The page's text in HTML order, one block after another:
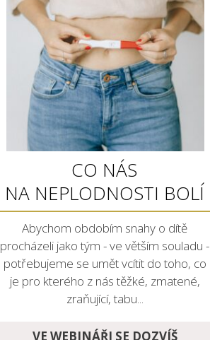
CO NÁS
NA NEPLODNOSTI BOLÍ
Abychom obdobím snahy o dítě
procházeli jako tým - ve větším souladu -
potřebujeme se umět vcítit do toho, co
je pro kterého z nás těžké, zmatené,
zraňující, tabu...
VE WEBINÁŘI SE DOZVÍŠ